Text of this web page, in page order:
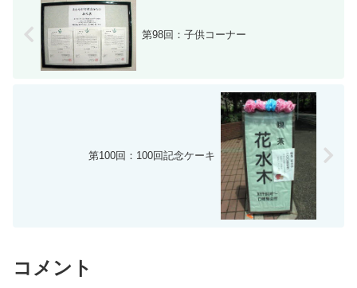
第98回：子供コーナー
第100回：100回記念ケーキ
コメント